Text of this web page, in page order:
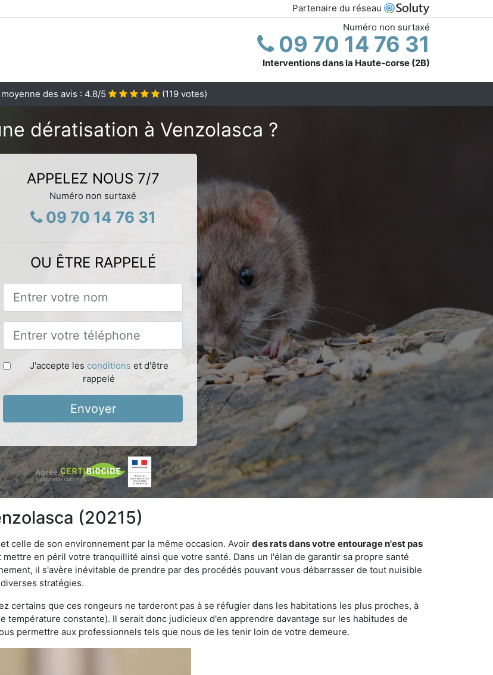
Partenaire du réseau
Numéro non surtaxé
09 70 14 76 31
Interventions dans la Haute-corse (2B)
des avis : 4.8/5 (119 votes)
dératisation à Venzolasca ?
APPELEZ NOUS 7/7
Numéro non surtaxé
09 70 14 76 31
OU ÊTRE RAPPELÉ
J'accepte les conditions et d'être
rappelé
Envoyer
(20215)
celle de son environnement par la même occasion. Avoir des rats dans votre entourage n'est pas
mettre en péril votre tranquillité ainsi que votre santé. Dans un l'élan de garantir sa propre santé
il s'avère inévitable de prendre par des procédés pouvant vous débarrasser de tout nuisible
stratégies.
certains que ces rongeurs ne tarderont pas à se réfugier dans les habitations les plus proches, à
température constante). Il serait donc judicieux d'en apprendre davantage sur les habitudes de
permettre aux professionnels tels que nous de les tenir loin de votre demeure.